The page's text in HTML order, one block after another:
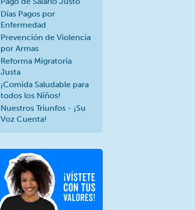
Días Pagos por
Enfermedad
Prevención de Violencia
por Armas
Reforma Migratoria
Justa
¡Comida Saludable para
todos los Niños!
Nuestros Triunfos - ¡Su
Voz Cuenta!